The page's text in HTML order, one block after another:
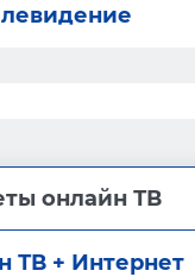
онлайн ТВ
ТВ + Интернет